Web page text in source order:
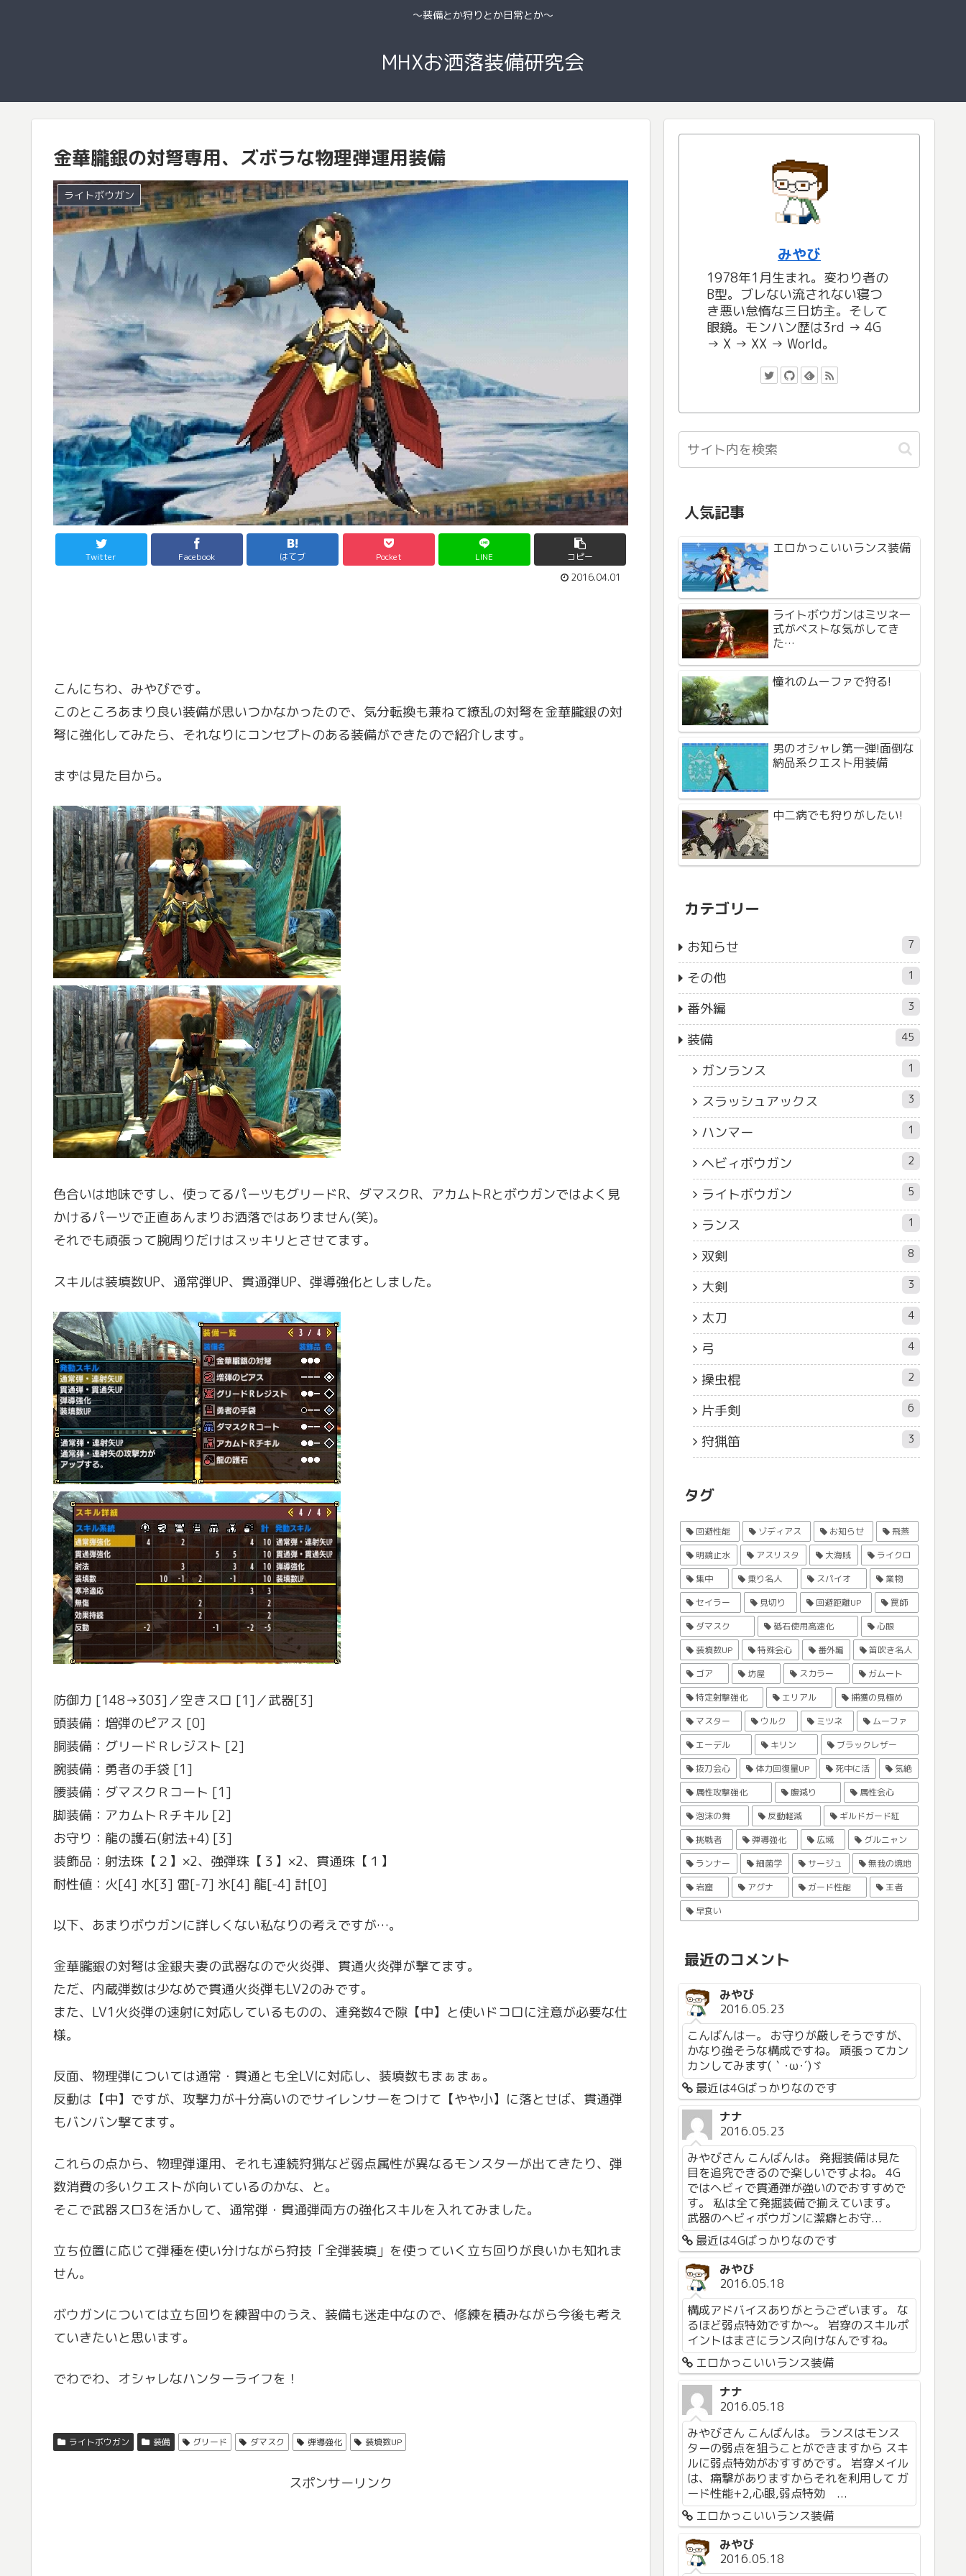
〜装備とか狩りとか日常とか〜
MHXお洒落装備研究会
金華朧銀の対弩専用、ズボラな物理弾運用装備
ライトボウガン
Twitter Facebook はてブ Pocket LINE コピー
2016.04.01
こんにちわ、みやびです。
このところあまり良い装備が思いつかなかったので、気分転換も兼ねて繚乱の対弩を金華朧銀の対
弩に強化してみたら、それなりにコンセプトのある装備ができたので紹介します。
まずは見た目から。
色合いは地味ですし、使ってるパーツもグリードR、ダマスクR、アカムトRとボウガンではよく見
かけるパーツで正直あんまりお洒落ではありません(笑)。
それでも頑張って腕周りだけはスッキリとさせてます。
スキルは装填数UP、通常弾UP、貫通弾UP、弾導強化としました。
防御力 [148→303]／空きスロ [1]／武器[3]
頭装備：増弾のピアス [0]
胴装備：グリードＲレジスト [2]
腕装備：勇者の手袋 [1]
腰装備：ダマスクＲコート [1]
脚装備：アカムトＲチキル [2]
お守り：龍の護石(射法+4) [3]
装飾品：射法珠【２】×2、強弾珠【３】×2、貫通珠【１】
耐性値：火[4] 水[3] 雷[-7] 氷[4] 龍[-4] 計[0]
以下、あまりボウガンに詳しくない私なりの考えですが…。
金華朧銀の対弩は金銀夫妻の武器なので火炎弾、貫通火炎弾が撃てます。
ただ、内蔵弾数は少なめで貫通火炎弾もLV2のみです。
また、LV1火炎弾の速射に対応しているものの、連発数4で隙【中】と使いドコロに注意が必要な仕
様。
反面、物理弾については通常・貫通とも全LVに対応し、装填数もまぁまぁ。
反動は【中】ですが、攻撃力が十分高いのでサイレンサーをつけて【やや小】に落とせば、貫通弾
もバンバン撃てます。
これらの点から、物理弾運用、それも連続狩猟など弱点属性が異なるモンスターが出てきたり、弾
数消費の多いクエストが向いているのかな、と。
そこで武器スロ3を活かして、通常弾・貫通弾両方の強化スキルを入れてみました。
立ち位置に応じて弾種を使い分けながら狩技「全弾装填」を使っていく立ち回りが良いかも知れま
せん。
ボウガンについては立ち回りを練習中のうえ、装備も迷走中なので、修練を積みながら今後も考え
ていきたいと思います。
でわでわ、オシャレなハンターライフを！
ライトボウガン 装備 グリード ダマスク 弾導強化 装填数UP
スポンサーリンク
みやび
1978年1月生まれ。変わり者の
B型。ブレない流されない寝つ
き悪い怠惰な三日坊主。そして
眼鏡。モンハン歴は3rd → 4G
→ X → XX → World。
人気記事
エロかっこいいランス装備
ライトボウガンはミツネ一
式がベストな気がしてき
た…
憧れのムーファで狩る!
男のオシャレ第一弾!面倒な
納品系クエスト用装備
中二病でも狩りがしたい!
カテゴリー
お知らせ 7
その他 1
番外編 3
装備 45
ガンランス 1
スラッシュアックス 3
ハンマー 1
ヘビィボウガン 2
ライトボウガン 5
ランス 1
双剣 8
大剣 3
太刀 4
弓 4
操虫棍 2
片手剣 6
狩猟笛 3
タグ
回避性能 ゾディアス お知らせ
飛燕
明鏡止水
アスリスタ 大海賊
ライクロ
集中
乗り名人 スパイオ
業物
セイラー
見切り 回避距離UP
罠師
ダマスク
砥石使用高速化
心眼
装填数UP
特殊会心 番外編
笛吹き名人
ゴア
坊屋 スカラー
ガムート
特定射撃強化
エリアル
捕獲の見極め
マスター
ウルク ミツネ
ムーファ
エーデル
キリン
ブラックレザー
抜刀会心
体力回復量UP 死中に活
気絶
属性攻撃強化
腹減り
属性会心
泡沫の舞
反動軽減
ギルドガード紅
挑戦者
弾導強化 広域
グルニャン
ランナー
細菌学 サージュ
無我の境地
岩窟
アグナ ガード性能
王者
早食い
最近のコメント
みやび
2016.05.23
こんばんはー。 お守りが厳しそうですが、
かなり強そうな構成ですね。 頑張ってカン
カンしてみます(｀･ω･´)ゞ
最近は4Gばっかりなのです
ナナ
2016.05.23
みやびさん こんばんは。 発掘装備は見た
目を追究できるので楽しいですよね。 4G
ではヘビィで貫通弾が強いのでおすすめで
す。 私は全て発掘装備で揃えています。
武器のヘビィボウガンに潔癖とお守...
最近は4Gばっかりなのです
みやび
2016.05.18
構成アドバイスありがとうございます。 な
るほど弱点特効ですか〜。 岩穿のスキルポ
イントはまさにランス向けなんですね。
エロかっこいいランス装備
ナナ
2016.05.18
みやびさん こんばんは。 ランスはモンス
ターの弱点を狙うことができますから スキ
ルに弱点特効がおすすめです。 岩穿メイル
は、痛撃がありますからそれを利用して ガ
ード性能+2,心眼,弱点特効 ...
エロかっこいいランス装備
みやび
2016.05.18